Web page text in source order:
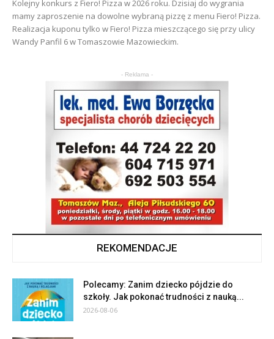
Kolejny konkurs z Fiero! Pizza w 2026 roku. Dzisiaj do wygrania
mamy zaproszenie na dowolne wybraną pizzę z menu Fiero! Pizza.
Realizacja kuponu tylko w Fiero! Pizza mieszczącego się przy ulicy
Wandy Panfil 6 w Tomaszowie Mazowieckim.
- Reklama -
REKOMENDACJE
Polecamy: Zanim dziecko pójdzie do
szkoły. Jak pokonać trudności z nauką...
2026-08-06